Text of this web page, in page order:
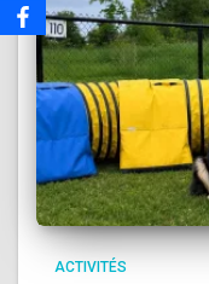
ACTIVITÉS